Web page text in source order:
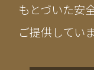
もとづいた安
ご提供していま